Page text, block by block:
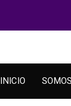
INICIO SOMOS